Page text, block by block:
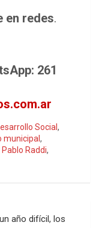
en redes.
261
Social,
municipal,
Pablo Raddi,
año difícil, los